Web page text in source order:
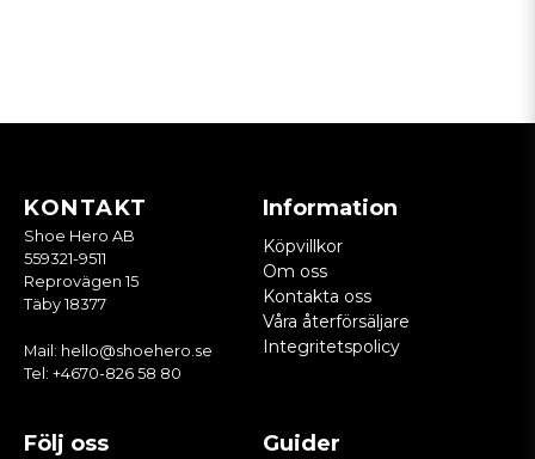
KONTAKT
Shoe Hero AB
559321-9511
Reprovägen 15
Täby 18377
Mail: hello@shoehero.se
Tel: +4670-826 58 80
Information
Köpvillkor
Om oss
Kontakta oss
Våra återförsäljare
Integritetspolicy
Följ oss Guider